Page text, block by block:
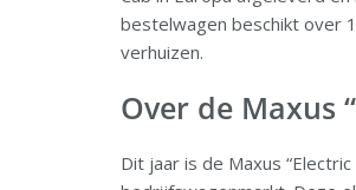
bestelwagen beschikt over
verhuizen.
Over de Maxus
Dit jaar is de Maxus